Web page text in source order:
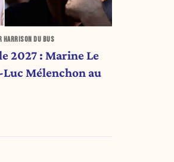
HARRISON DU BUS
2027 : Marine Le
Luc Mélenchon au